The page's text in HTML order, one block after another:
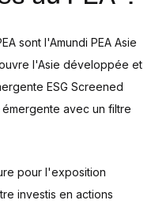
sont l'Amundi PEA Asie
l'Asie développée et
ESG Screened
émergente avec un filtre
pour l'exposition
investis en actions